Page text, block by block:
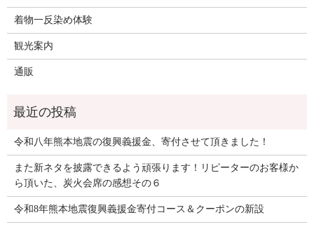
着物一反染め体験
観光案内
通販
令和八年熊本地震の復興義援金、寄付させて頂きました！
また新ネタを披露できるよう頑張ります！リピーターのお客様か
ら頂いた、炭火会席の感想その６
令和8年熊本地震復興義援金寄付コース＆クーポンの新設